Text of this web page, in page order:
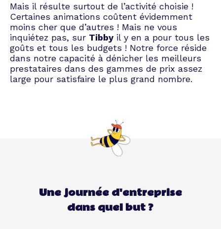
Mais il résulte surtout de l’activité choisie !
Certaines animations coûtent évidemment
moins cher que d’autres ! Mais ne vous
inquiétez pas, sur Tibby il y en a pour tous les
goûts et tous les budgets ! Notre force réside
dans notre capacité à dénicher les meilleurs
prestataires dans des gammes de prix assez
large pour satisfaire le plus grand nombre.
Une journée d'entreprise
dans quel but ?